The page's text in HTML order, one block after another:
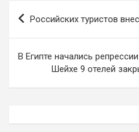
Навигация
по
Российских туристов
В Египте начались
Шейхе 9 отелей